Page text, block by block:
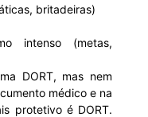
britadeiras)
intenso (metas,
DORT, mas nem
médico e na
protetivo é DORT.